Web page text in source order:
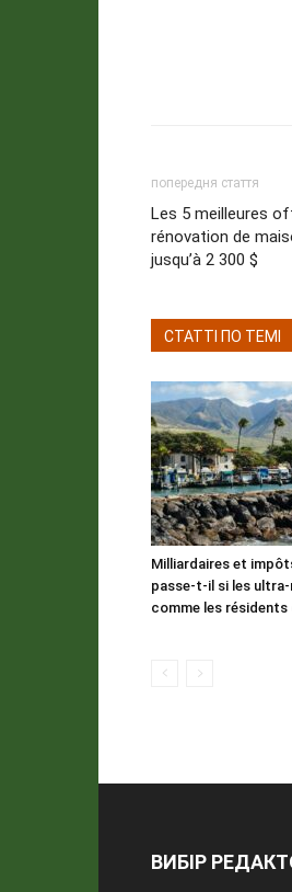
попередня стаття
Les 5 meilleures
rénovation de
jusqu’à 2 300 $
СТАТТІ ПО ТЕМІ
Milliardaires et
passe-t-il si les
comme les résidents
ВИБІР